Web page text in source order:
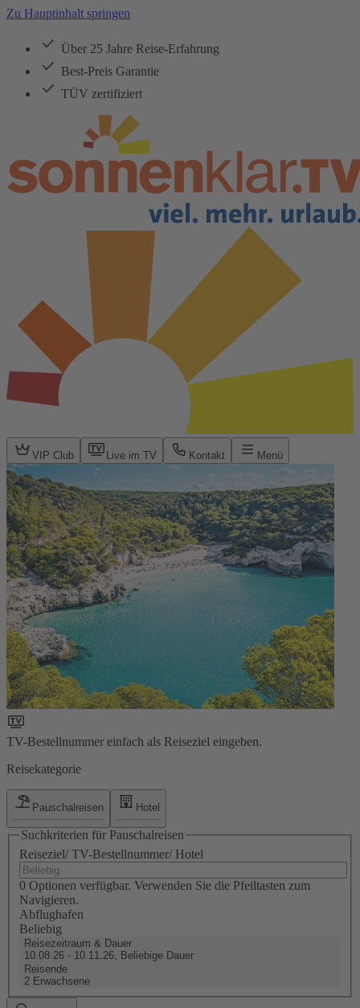
Zu Hauptinhalt springen
Über 25 Jahre Reise-Erfahrung
Best-Preis Garantie
TÜV zertifiziert
VIP Club Live im TV Kontakt Menü
TV-Bestellnummer einfach als Reiseziel eingeben.
Reisekategorie
Pauschalreisen Hotel
Suchkriterien für Pauschalreisen
Reiseziel/ TV-Bestellnummer/ Hotel
0 Optionen verfügbar. Verwenden Sie die Pfeiltasten zum
Navigieren.
Abflughafen
Beliebig
Reisezeitraum & Dauer
10.08.26 - 10.11.26, Beliebige Dauer
Reisende
2 Erwachsene